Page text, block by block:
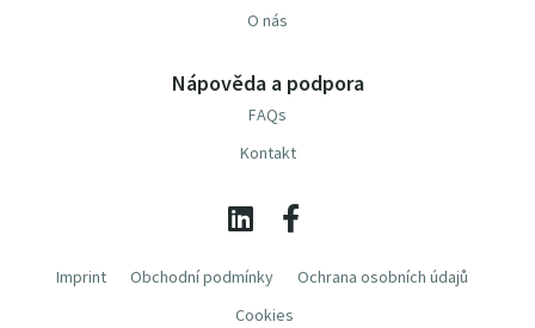
O nás
Nápověda a podpora
FAQs
Kontakt
Imprint Obchodní podmínky
Ochrana osobních údajů
Cookies